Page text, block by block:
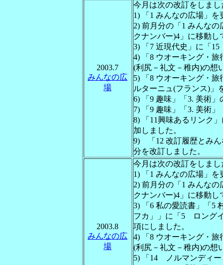
2003.7
みんなの広
場
今月は次の改訂をしまし
1) 「1 みんなの広場」を
2) 前月分の「1 みんな
クナンバー)4」に移動し
3) 「7 近現代史」に「
4) 「8 ウオーキング・
(利尻－礼文－稚内)の想
5) 「8 ウオーキング・
ルターニュ(フランス)」
6) 「9 趣味」「3. 美術
7) 「9 趣味」「3. 美術
8) 「11興味あるリンク
加しました。
9) 「12 改訂履歴とみん
分を改訂しました。
2003.8
みんなの広
場
今月は次の改訂をしまし
1) 「1 みんなの広場」を
2) 前月分の「1 みんな
クナンバー)4」に移動し
3) 「6 私の愛読書」「5
フカ」」に「5 ロング
項にしました。
4) 「8 ウオーキング・
(利尻－礼文－稚内)の想
5) 「14 ノルマンディ